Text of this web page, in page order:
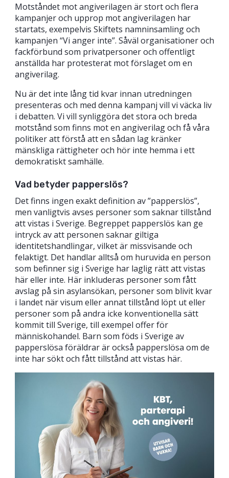
Motståndet mot angiverilagen är stort och flera
kampanjer och upprop mot angiverilagen har
startats, exempelvis Skiftets namninsamling och
kampanjen “Vi anger inte”. Såväl organisationer och
fackförbund som privatpersoner och offentligt
anställda har protesterat mot förslaget om en
angiverilag.
Nu är det inte lång tid kvar innan utredningen
presenteras och med denna kampanj vill vi väcka liv
i debatten. Vi vill synliggöra det stora och breda
motstånd som finns mot en angiverilag och få våra
politiker att förstå att en sådan lag kränker
mänskliga rättigheter och hör inte hemma i ett
demokratiskt samhälle.
Vad betyder papperslös?
Det finns ingen exakt definition av ”papperslös”,
men vanligtvis avses personer som saknar tillstånd
att vistas i Sverige. Begreppet papperslös kan ge
intryck av att personen saknar giltiga
identitetshandlingar, vilket är missvisande och
felaktigt. Det handlar alltså om huruvida en person
som befinner sig i Sverige har laglig rätt att vistas
här eller inte. Här inkluderas personer som fått
avslag på sin asylansökan, personer som blivit kvar
i landet när visum eller annat tillstånd löpt ut eller
personer som på andra icke konventionella sätt
kommit till Sverige, till exempel offer för
människohandel. Barn som föds i Sverige av
papperslösa föräldrar är också papperslösa om de
inte har sökt och fått tillstånd att vistas här.